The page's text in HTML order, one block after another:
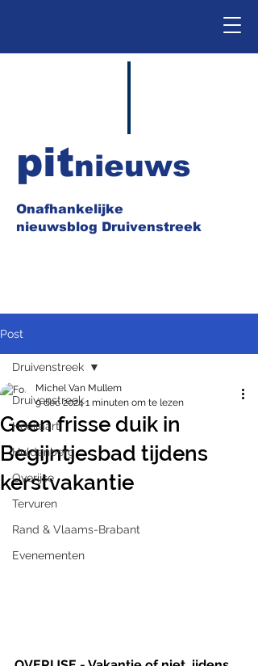
Onafhankelijke
nieuwsblog Druivenstreek
pitnieuws
Post
Druivenstreek
Hoeilaart
Huldenberg
Overijse
Tervuren
Rand & Vlaams-Brabant
Evenementen
Druivenstreek
Geen frisse duik in
Begijntjesbad tijdens
kerstvakantie
Michel Van Mullem
9 dec 20241 minuten om te lezen